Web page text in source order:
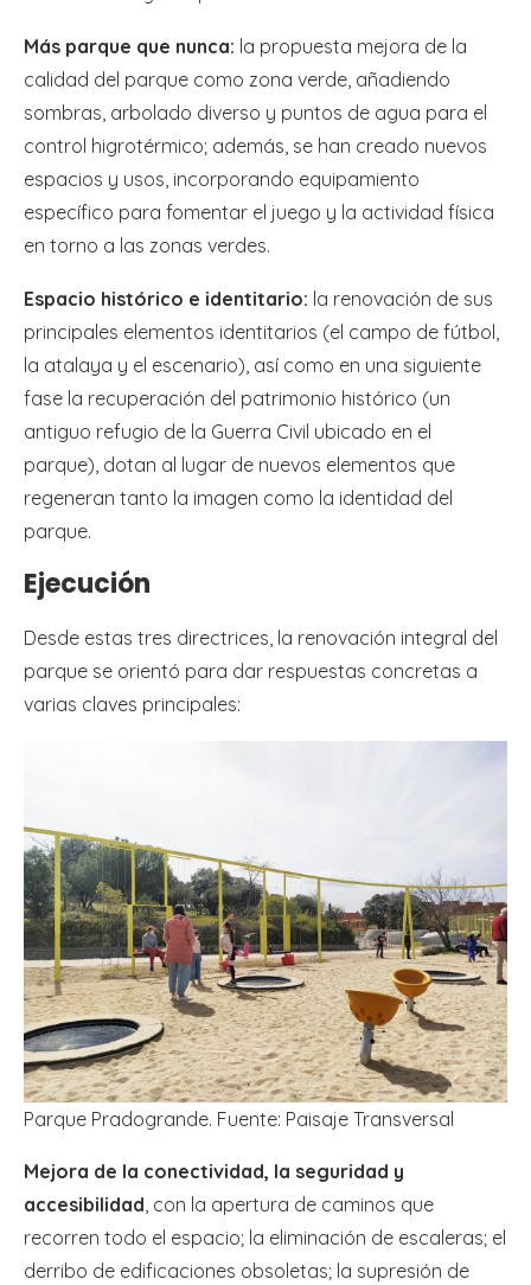
Más parque que nunca: la propuesta mejora de la
calidad del parque como zona verde, añadiendo
sombras, arbolado diverso y puntos de agua para el
control higrotérmico; además, se han creado nuevos
espacios y usos, incorporando equipamiento
específico para fomentar el juego y la actividad física
en torno a las zonas verdes.
Espacio histórico e identitario: la renovación de sus
principales elementos identitarios (el campo de fútbol,
la atalaya y el escenario), así como en una siguiente
fase la recuperación del patrimonio histórico (un
antiguo refugio de la Guerra Civil ubicado en el
parque), dotan al lugar de nuevos elementos que
regeneran tanto la imagen como la identidad del
parque.
Ejecución
Desde estas tres directrices, la renovación integral del
parque se orientó para dar respuestas concretas a
varias claves principales:
Parque Pradogrande. Fuente: Paisaje Transversal
Mejora de la conectividad, la seguridad y
accesibilidad, con la apertura de caminos que
recorren todo el espacio; la eliminación de escaleras; el
derribo de edificaciones obsoletas; la supresión de